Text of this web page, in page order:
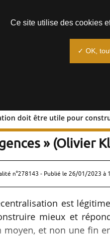
doit être utile pour
doit être
» (Olivier
n°278143 - Publié le 26/01/2023 à
est
mieux et
moyen, et non une fin
Ce site utilise des cookies
✓ OK,